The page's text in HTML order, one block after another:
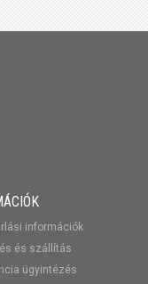
információk
és szállítás
ügyintézés